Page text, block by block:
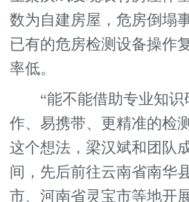
数为自建房屋，危房倒塌
已有的危房检测设备操作
率低。
“能不能借助专业知识
作、易携带、更精准的检
这个想法，梁汉斌和团队
间，先后前往云南省南华
市、河南省灵宝市等地开